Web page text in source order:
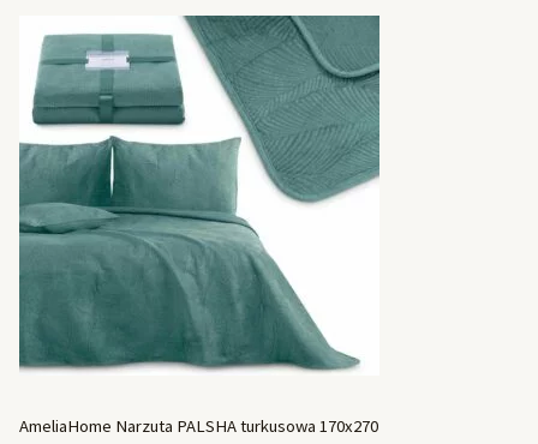
AmeliaHome Narzuta PALSHA turkusowa 170x270